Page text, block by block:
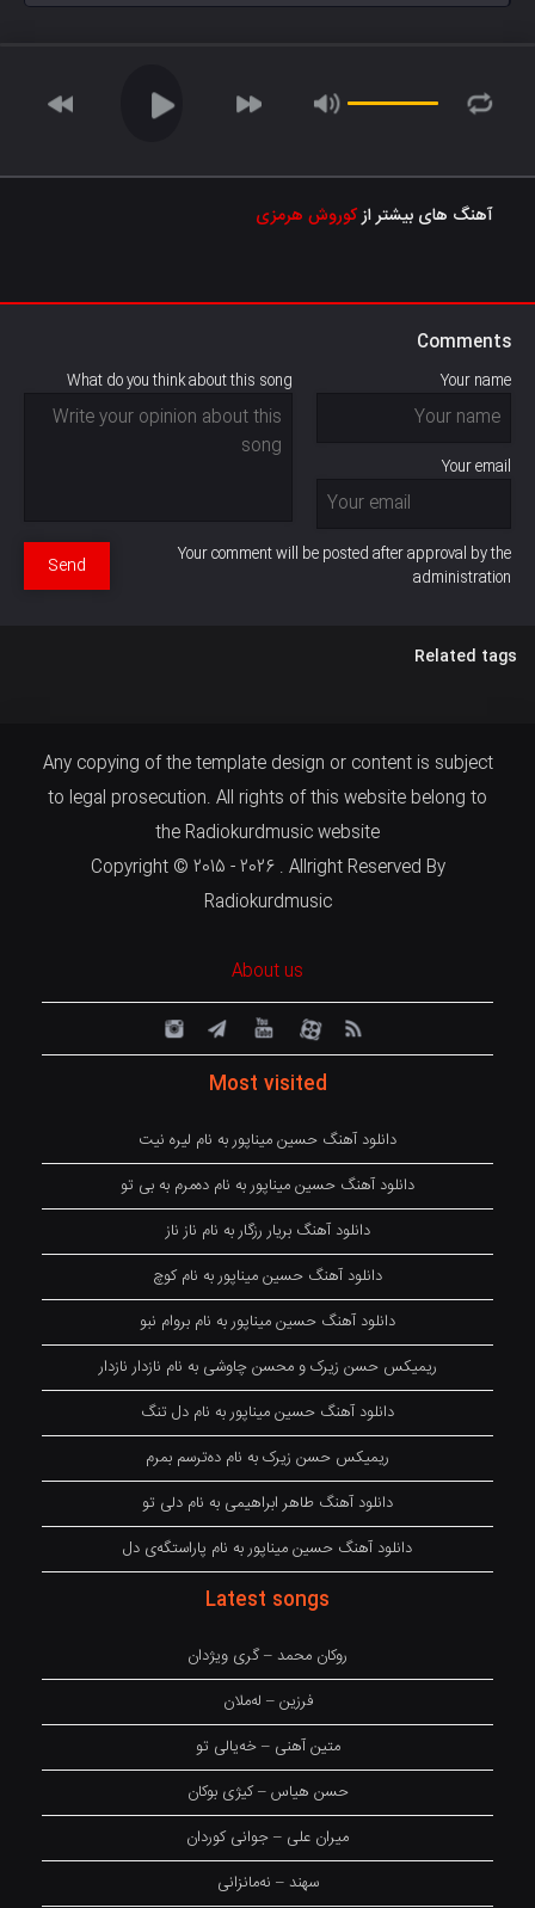
آهنگ های بیشتر ازکوروش هرمزی
Comments
Your name
Your email
What do you think about this song
Your comment will be posted after approval by the
administration
Send
Related tags
Any copying of the template design or content is subject
to legal prosecution. All rights of this website belong to
the Radiokurdmusic website
Copyright © 2015 - 2026 . Allright Reserved By
Radiokurdmusic
About us
Most visited
دانلود آهنگ حسین میناپور به نام لیره نیت
دانلود آهنگ حسین میناپور به نام دەمرم بە بی تو
دانلود آهنگ بریار رزگار به نام ناز ناز
دانلود آهنگ حسین میناپور به نام کوچ
دانلود آهنگ حسین میناپور به نام بروام نبو
ریمیکس حسن زیرک و محسن چاوشی به نام نازدار نازدار
دانلود آهنگ حسین میناپور به نام دل تنگ
ریمیکس حسن زیرک به نام دەترسم بمرم
دانلود آهنگ طاهر ابراهیمی به نام دلی تو
دانلود آهنگ حسین میناپور به نام پاراستگەی دل
Latest songs
روکان محمد – گری ویژدان
فرزین – لەملان
متین آهنی – خەیالی تو
حسن هیاس – کیژی بوکان
میران علی – جوانی کوردان
سهند – نەمانزانی